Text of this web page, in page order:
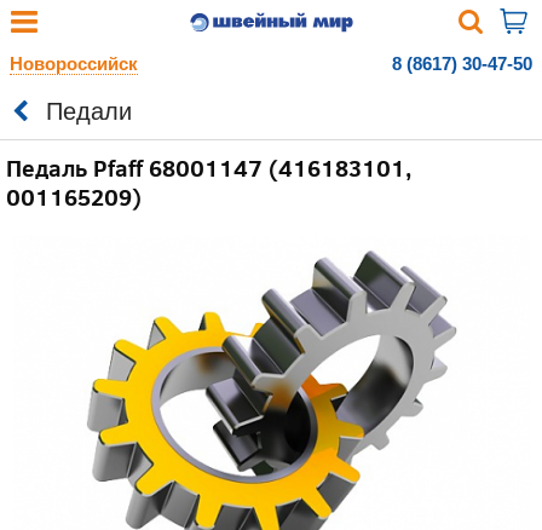
Новороссийск 8 (8617) 30-47-50
Педали
Педаль Pfaff 68001147 (416183101,
001165209)